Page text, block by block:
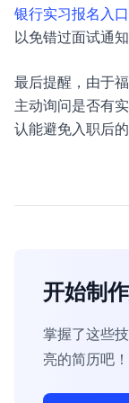
银行实习报名入口
以免错过面试通知
最后提醒，由于
主动询问是否有
认能避免入职后
开始制
掌握了这些
亮的简历吧！